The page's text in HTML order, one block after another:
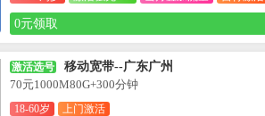
0元领取
激活选号
移动宽带--广东广州
70元1000M80G+300分钟
18-60岁 上门激活